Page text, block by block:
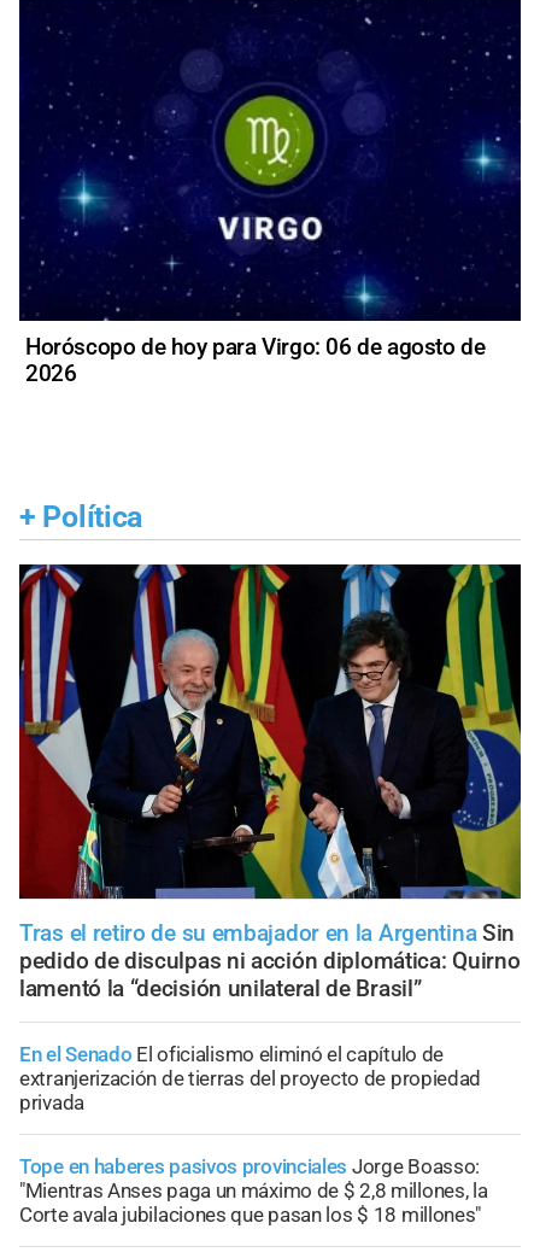
Horóscopo de hoy para Virgo: 06 de agosto de
2026
+ Política
Tras el retiro de su embajador en la Argentina Sin
pedido de disculpas ni acción diplomática: Quirno
lamentó la “decisión unilateral de Brasil”
En el Senado El oficialismo eliminó el capítulo de
extranjerización de tierras del proyecto de propiedad
privada
Tope en haberes pasivos provinciales Jorge Boasso:
"Mientras Anses paga un máximo de $ 2,8 millones, la
Corte avala jubilaciones que pasan los $ 18 millones"